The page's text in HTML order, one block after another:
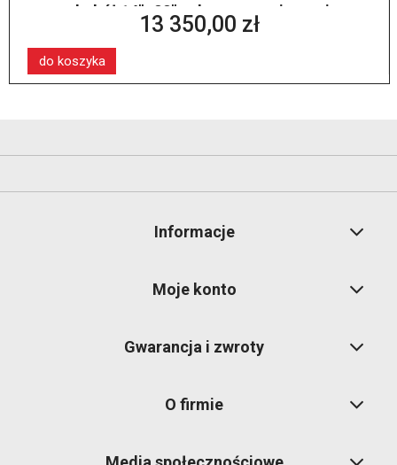
do kół 14″–28″ z dwoma ramionami
pomocniczymi i windą koła
13 350,00 zł
do koszyka
Informacje
Moje konto
Gwarancja i zwroty
O firmie